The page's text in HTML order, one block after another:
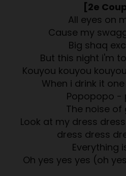
[2e
All eyes on
Cause my
Big shaq
But this night i'm
Kouyou kouyou
When i drink it
Popopopo -
The noise of
Look at my dress
dress dress
Everything
Oh yes yes yes (oh